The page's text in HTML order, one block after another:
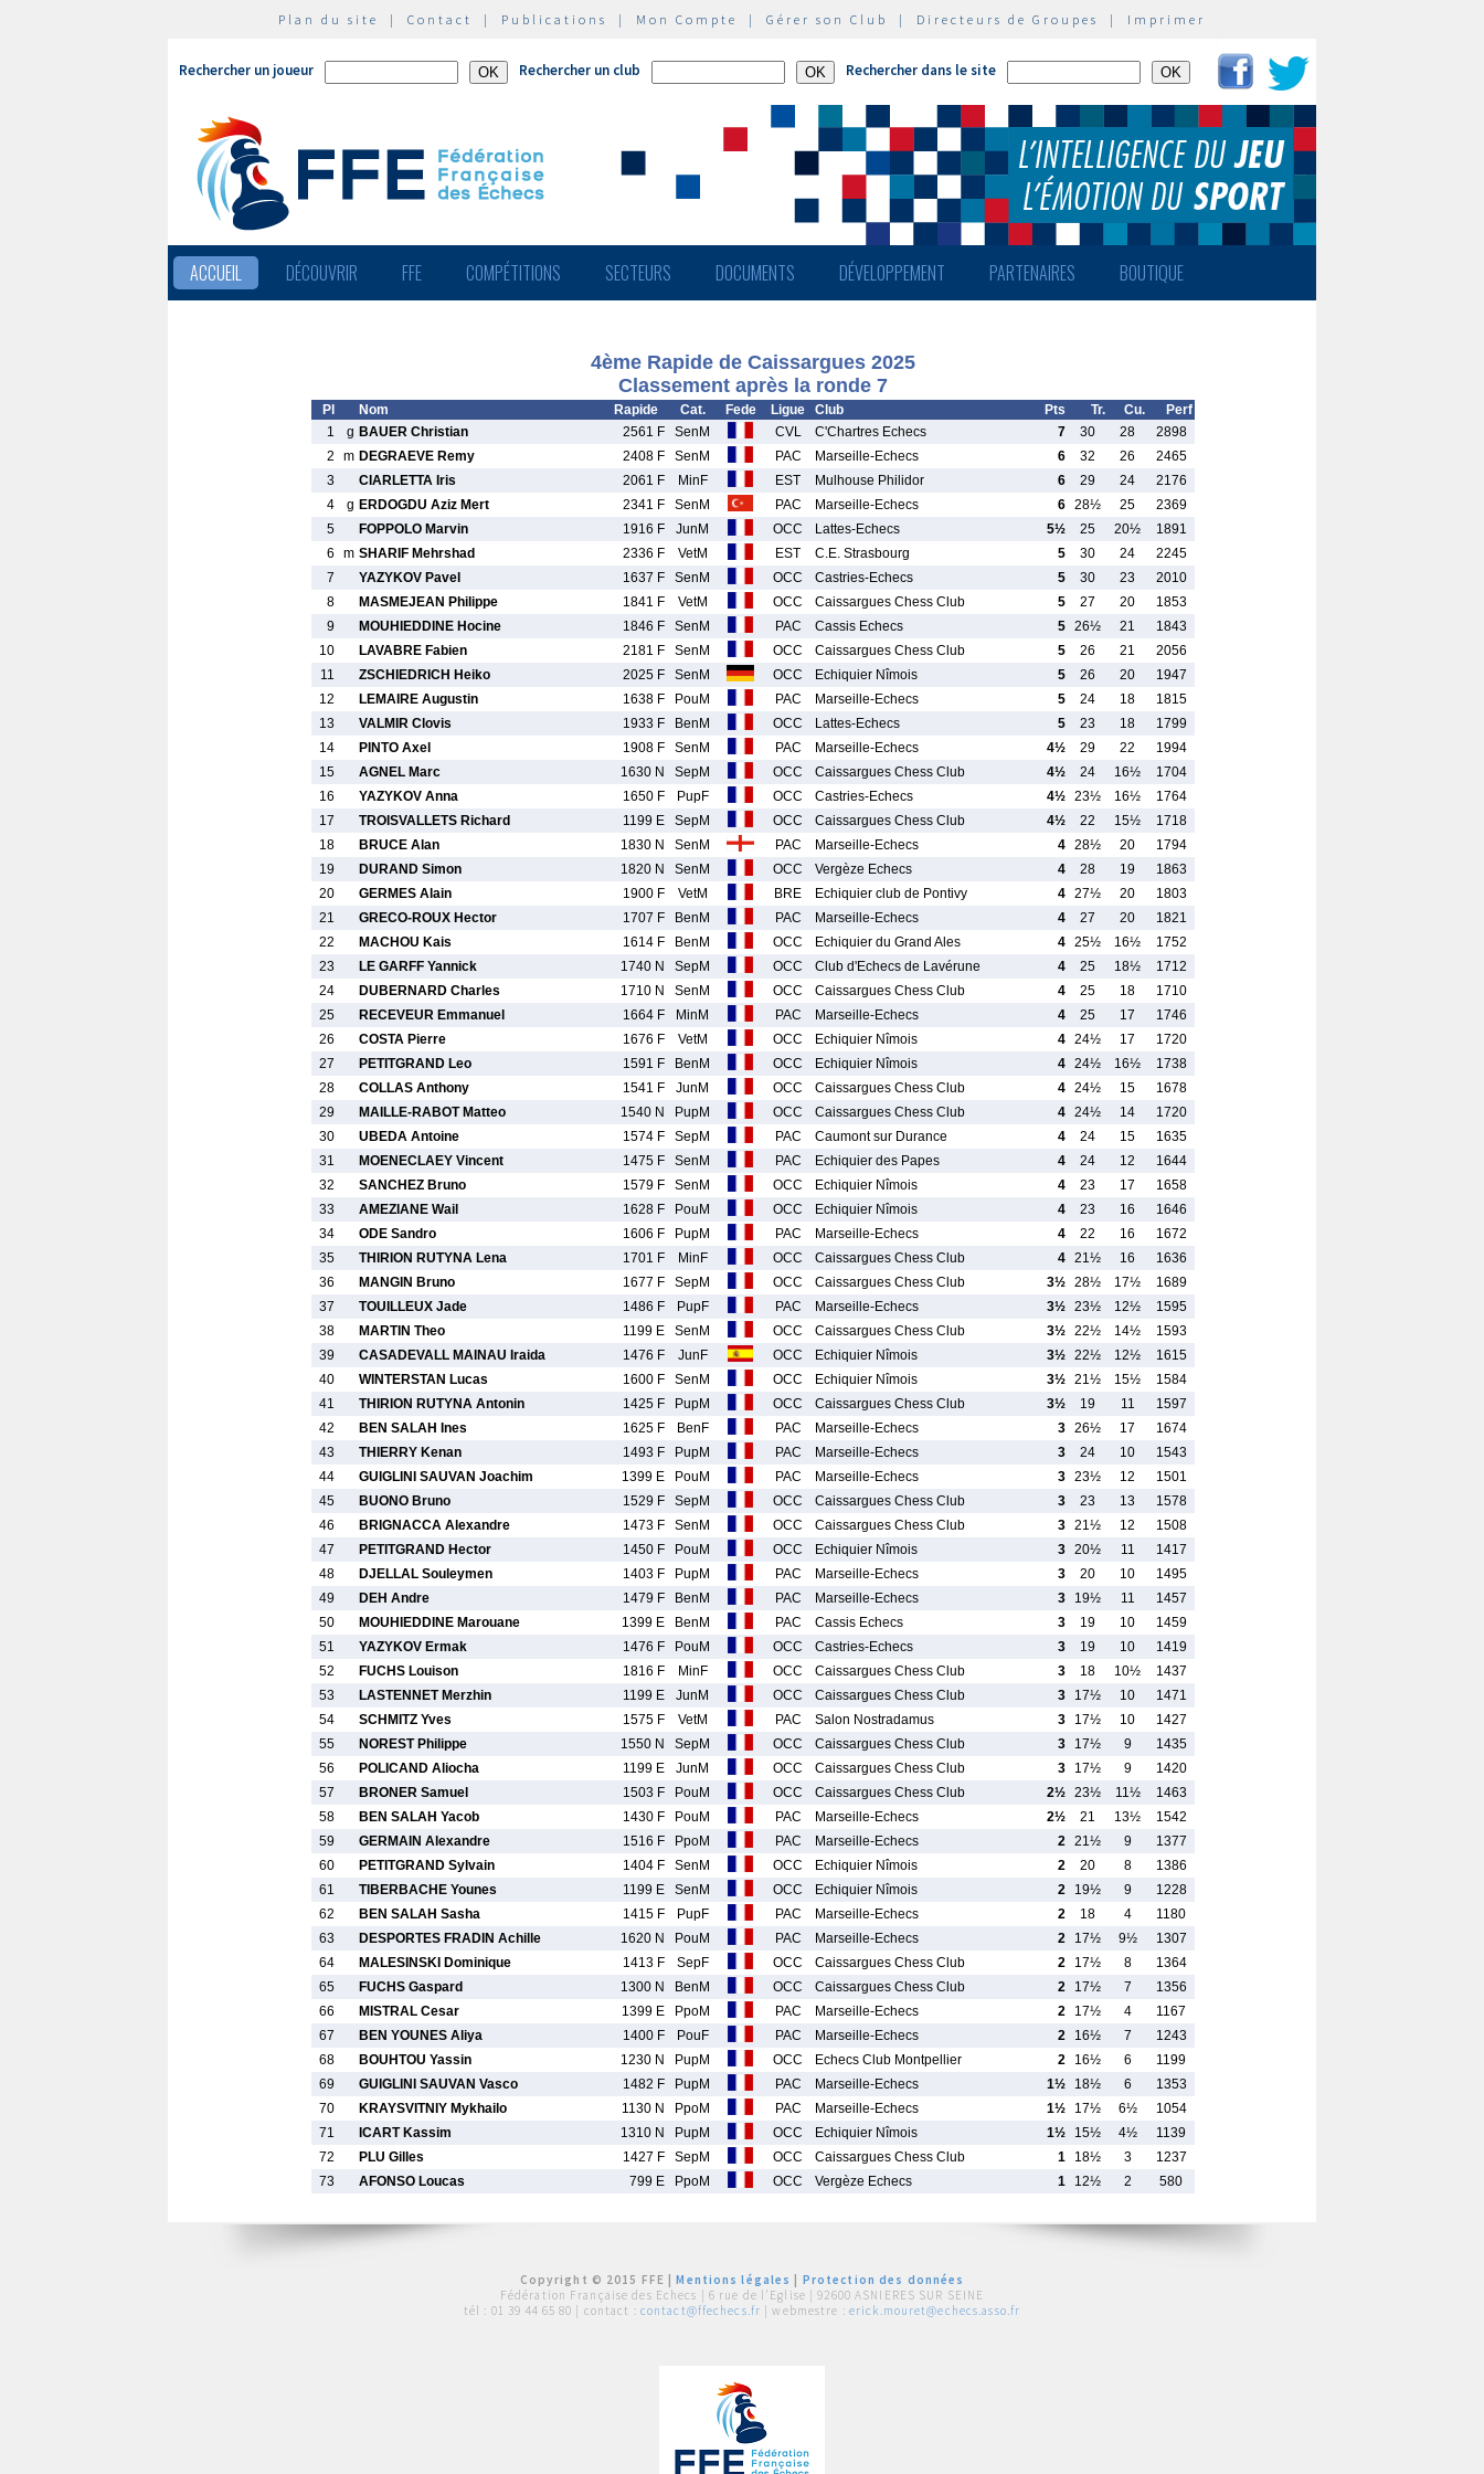
Plan du site | Contact | Publications | Mon Compte | Gérer son Club | Directeurs de Groupes | Imprimer
Rechercher un joueur Rechercher un club Rechercher dans le site
ACCUEIL DÉCOUVRIR FFE COMPÉTITIONS SECTEURS DOCUMENTS DÉVELOPPEMENT PARTENAIRES BOUTIQUE
4ème Rapide de Caissargues 2025
Classement après la ronde 7
Pl Nom Rapide Cat. Fede Ligue Club Pts Tr. Cu.
Perf
1
g BAUER Christian 2561 F SenM CVL C'Chartres Echecs 7 30 28
2898
2
m DEGRAEVE Remy 2408 F SenM PAC Marseille-Echecs 6 32 26
2465
3
CIARLETTA Iris 2061 F MinF EST Mulhouse Philidor 6 29 24
2176
4
g ERDOGDU Aziz Mert 2341 F SenM PAC Marseille-Echecs 6 28½ 25
2369
5
FOPPOLO Marvin 1916 F JunM OCC Lattes-Echecs 5½ 25 20½
1891
6
m SHARIF Mehrshad 2336 F VetM EST C.E. Strasbourg 5 30 24
2245
7
YAZYKOV Pavel 1637 F SenM OCC Castries-Echecs 5 30 23
2010
8
MASMEJEAN Philippe 1841 F VetM OCC Caissargues Chess Club 5 27 20
1853
9
MOUHIEDDINE Hocine 1846 F SenM PAC Cassis Echecs 5 26½ 21
1843
10
LAVABRE Fabien 2181 F SenM OCC Caissargues Chess Club 5 26 21
2056
11
ZSCHIEDRICH Heiko 2025 F SenM OCC Echiquier Nîmois 5 26 20
1947
12
LEMAIRE Augustin 1638 F PouM PAC Marseille-Echecs 5 24 18
1815
13
VALMIR Clovis 1933 F BenM OCC Lattes-Echecs 5 23 18
1799
14
PINTO Axel 1908 F SenM PAC Marseille-Echecs 4½ 29 22
1994
15
AGNEL Marc 1630 N SepM OCC Caissargues Chess Club 4½ 24 16½
1704
16
YAZYKOV Anna 1650 F PupF OCC Castries-Echecs 4½ 23½ 16½
1764
17
TROISVALLETS Richard 1199 E SepM OCC Caissargues Chess Club 4½ 22 15½
1718
18
BRUCE Alan 1830 N SenM PAC Marseille-Echecs 4 28½ 20
1794
19
DURAND Simon 1820 N SenM OCC Vergèze Echecs 4 28 19
1863
20
GERMES Alain 1900 F VetM BRE Echiquier club de Pontivy 4 27½ 20
1803
21
GRECO-ROUX Hector 1707 F BenM PAC Marseille-Echecs 4 27 20
1821
22
MACHOU Kais 1614 F BenM OCC Echiquier du Grand Ales 4 25½ 16½
1752
23
LE GARFF Yannick 1740 N SepM OCC Club d'Echecs de Lavérune 4 25 18½
1712
24
DUBERNARD Charles 1710 N SenM OCC Caissargues Chess Club 4 25 18
1710
25
RECEVEUR Emmanuel 1664 F MinM PAC Marseille-Echecs 4 25 17
1746
26
COSTA Pierre 1676 F VetM OCC Echiquier Nîmois 4 24½ 17
1720
27
PETITGRAND Leo 1591 F BenM OCC Echiquier Nîmois 4 24½ 16½
1738
28
COLLAS Anthony 1541 F JunM OCC Caissargues Chess Club 4 24½ 15
1678
29
MAILLE-RABOT Matteo 1540 N PupM OCC Caissargues Chess Club 4 24½ 14
1720
30
UBEDA Antoine 1574 F SepM PAC Caumont sur Durance 4 24 15
1635
31
MOENECLAEY Vincent 1475 F SenM PAC Echiquier des Papes 4 24 12
1644
32
SANCHEZ Bruno 1579 F SenM OCC Echiquier Nîmois 4 23 17
1658
33
AMEZIANE Wail 1628 F PouM OCC Echiquier Nîmois 4 23 16
1646
34
ODE Sandro 1606 F PupM PAC Marseille-Echecs 4 22 16
1672
35
THIRION RUTYNA Lena 1701 F MinF OCC Caissargues Chess Club 4 21½ 16
1636
36
MANGIN Bruno 1677 F SepM OCC Caissargues Chess Club 3½ 28½ 17½
1689
37
TOUILLEUX Jade 1486 F PupF PAC Marseille-Echecs 3½ 23½ 12½
1595
38
MARTIN Theo 1199 E SenM OCC Caissargues Chess Club 3½ 22½ 14½
1593
39
CASADEVALL MAINAU Iraida 1476 F JunF OCC Echiquier Nîmois 3½ 22½ 12½
1615
40
WINTERSTAN Lucas 1600 F SenM OCC Echiquier Nîmois 3½ 21½ 15½
1584
41
THIRION RUTYNA Antonin 1425 F PupM OCC Caissargues Chess Club 3½ 19 11
1597
42
BEN SALAH Ines 1625 F BenF PAC Marseille-Echecs 3 26½ 17
1674
43
THIERRY Kenan 1493 F PupM PAC Marseille-Echecs 3 24 10
1543
44
GUIGLINI SAUVAN Joachim 1399 E PouM PAC Marseille-Echecs 3 23½ 12
1501
45
BUONO Bruno 1529 F SepM OCC Caissargues Chess Club 3 23 13
1578
46
BRIGNACCA Alexandre 1473 F SenM OCC Caissargues Chess Club 3 21½ 12
1508
47
PETITGRAND Hector 1450 F PouM OCC Echiquier Nîmois 3 20½ 11
1417
48
DJELLAL Souleymen 1403 F PupM PAC Marseille-Echecs 3 20 10
1495
49
DEH Andre 1479 F BenM PAC Marseille-Echecs 3 19½ 11
1457
50
MOUHIEDDINE Marouane 1399 E BenM PAC Cassis Echecs 3 19 10
1459
51
YAZYKOV Ermak 1476 F PouM OCC Castries-Echecs 3 19 10
1419
52
FUCHS Louison 1816 F MinF OCC Caissargues Chess Club 3 18 10½
1437
53
LASTENNET Merzhin 1199 E JunM OCC Caissargues Chess Club 3 17½ 10
1471
54
SCHMITZ Yves 1575 F VetM PAC Salon Nostradamus 3 17½ 10
1427
55
NOREST Philippe 1550 N SepM OCC Caissargues Chess Club 3 17½ 9
1435
56
POLICAND Aliocha 1199 E JunM OCC Caissargues Chess Club 3 17½ 9
1420
57
BRONER Samuel 1503 F PouM OCC Caissargues Chess Club 2½ 23½ 11½
1463
58
BEN SALAH Yacob 1430 F PouM PAC Marseille-Echecs 2½ 21 13½
1542
59
GERMAIN Alexandre 1516 F PpoM PAC Marseille-Echecs 2 21½ 9
1377
60
PETITGRAND Sylvain 1404 F SenM OCC Echiquier Nîmois 2 20 8
1386
61
TIBERBACHE Younes 1199 E SenM OCC Echiquier Nîmois 2 19½ 9
1228
62
BEN SALAH Sasha 1415 F PupF PAC Marseille-Echecs 2 18 4
1180
63
DESPORTES FRADIN Achille 1620 N PouM PAC Marseille-Echecs 2 17½ 9½
1307
64
MALESINSKI Dominique 1413 F SepF OCC Caissargues Chess Club 2 17½ 8
1364
65
FUCHS Gaspard 1300 N BenM OCC Caissargues Chess Club 2 17½ 7
1356
66
MISTRAL Cesar 1399 E PpoM PAC Marseille-Echecs 2 17½ 4
1167
67
BEN YOUNES Aliya 1400 F PouF PAC Marseille-Echecs 2 16½ 7
1243
68
BOUHTOU Yassin 1230 N PupM OCC Echecs Club Montpellier 2 16½ 6
1199
69
GUIGLINI SAUVAN Vasco 1482 F PupM PAC Marseille-Echecs 1½ 18½ 6
1353
70
KRAYSVITNIY Mykhailo 1130 N PpoM PAC Marseille-Echecs 1½ 17½ 6½
1054
71
ICART Kassim 1310 N PupM OCC Echiquier Nîmois 1½ 15½ 4½
1139
72
PLU Gilles 1427 F SepM OCC Caissargues Chess Club 1 18½ 3
1237
73
AFONSO Loucas 799 E PpoM OCC Vergèze Echecs 1 12½ 2 580
Copyright © 2015 FFE |Mentions légales
Protection des données
Fédération Française des Echecs | 6 rue de l'Eglise | 92600 ASNIERES SUR SEINE
tél : 01 39 44 65 80 | contact : contact@ffechecs.fr | webmestre : erick.mouret@echecs.asso.fr